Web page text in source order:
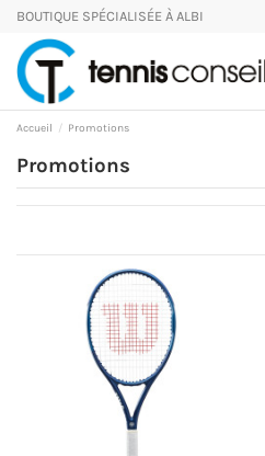
BOUTIQUE SPÉCIALISÉE À ALBI
Accueil Promotions
Promotions